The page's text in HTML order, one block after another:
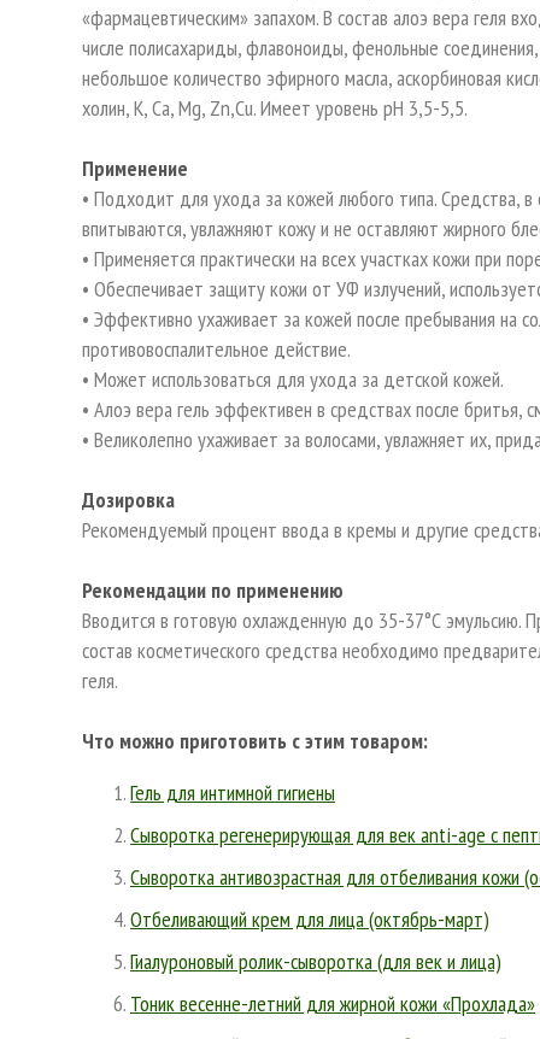
«фармацевтическим» запахом. В состав алоэ вера геля
числе полисахариды, флавоноиды, фенольные
небольшое количество эфирного масла, аскорбиновая
холин, К, Са, Mg, Zn,Cu. Имеет уровень рН 3,5-5,5.
Применение
• Подходит для ухода за кожей любого типа. Средства,
впитываются, увлажняют кожу и не оставляют жирного
• Применяется практически на всех участках кожи при
• Обеспечивает защиту кожи от УФ излучений,
• Эффективно ухаживает за кожей после пребывания на
противовоспалительное действие.
• Может использоваться для ухода за детской кожей.
• Алоэ вера гель эффективен в средствах после бритья,
• Великолепно ухаживает за волосами, увлажняет их,
Дозировка
Рекомендуемый процент ввода в кремы и другие
Рекомендации по применению
Вводится в готовую охлажденную до 35-37°С эмульсию.
состав косметического средства необходимо
геля.
Что можно приготовить с этим товаром:
Гель для интимной гигиены
Cыворотка регенерирующая для век anti-age с
Сыворотка антивозрастная для отбеливания кожи
Отбеливающий крем для лица (октябрь-март)
Гиалуроновый ролик-сыворотка (для век и лица)
Тоник весенне-летний для жирной кожи «Прохлада»